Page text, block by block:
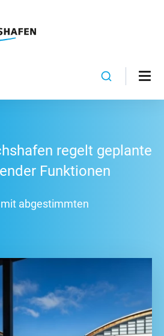
regelt geplante
Funktionen
abgestimmten